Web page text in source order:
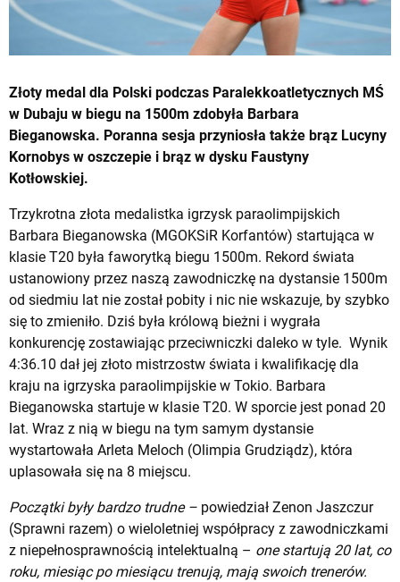
Złoty medal dla Polski podczas Paralekkoatletycznych MŚ
w Dubaju w biegu na 1500m zdobyła Barbara
Bieganowska. Poranna sesja przyniosła także brąz Lucyny
Kornobys w oszczepie i brąz w dysku Faustyny
Kotłowskiej.
Trzykrotna złota medalistka igrzysk paraolimpijskich
Barbara Bieganowska (MGOKSiR Korfantów) startująca w
klasie T20 była faworytką biegu 1500m. Rekord świata
ustanowiony przez naszą zawodniczkę na dystansie 1500m
od siedmiu lat nie został pobity i nic nie wskazuje, by szybko
się to zmieniło. Dziś była królową bieżni i wygrała
konkurencję zostawiając przeciwniczki daleko w tyle. Wynik
4:36.10 dał jej złoto mistrzostw świata i kwalifikację dla
kraju na igrzyska paraolimpijskie w Tokio. Barbara
Bieganowska startuje w klasie T20. W sporcie jest ponad 20
lat. Wraz z nią w biegu na tym samym dystansie
wystartowała Arleta Meloch (Olimpia Grudziądz), która
uplasowała się na 8 miejscu.
Początki były bardzo trudne – powiedział Zenon Jaszczur
(Sprawni razem) o wieloletniej współpracy z zawodniczkami
z niepełnosprawnością intelektualną – one startują 20 lat, co
roku, miesiąc po miesiącu trenują, mają swoich trenerów.